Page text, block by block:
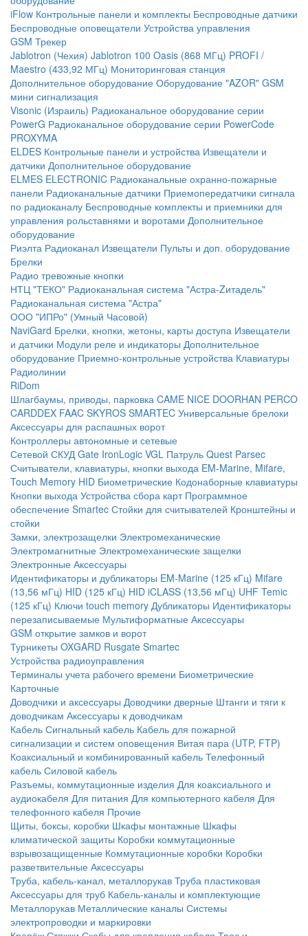
iFlow Контрольные панели и комплекты Беспроводные датчики
Беспроводные оповещатели Устройства управления
GSM Трекер
Jablotron (Чехия) Jablotron 100 Oasis (868 МГц) PROFI /
Maestro (433,92 МГц) Мониторинговая станция
Дополнительное оборудование Оборудование "AZOR" GSM
мини сигнализация
Visonic (Израиль) Радиоканальное оборудование серии
PowerG Радиоканальное оборудование серии PowerCode
PROXYMA
ELDES Контрольные панели и устройства Извещатели и
датчики Дополнительное оборудование
ELMES ELECTRONIC Радиоканальные охранно-пожарные
панели Радиоканальные датчики Приемопередатчики сигнала
по радиоканалу Беспроводные комплекты и приемники для
управления рольставнями и воротами Дополнительное
оборудование
Риэлта Радиоканал Извещатели Пульты и доп. оборудование
Брелки
Радио тревожные кнопки
НТЦ "ТЕКО" Радиоканальная система "Астра-Zитадель"
Радиоканальная система "Астра"
ООО "ИПРо" (Умный Часовой)
NaviGard Брелки, кнопки, жетоны, карты доступа Извещатели
и датчики Модули реле и индикаторы Дополнительное
оборудование Приемно-контрольные устройства Клавиатуры
Радиолинии
RiDom
Шлагбаумы, приводы, парковка CAME NICE DOORHAN PERCO
CARDDEX FAAC SKYROS SMARTEC Универсальные брелоки
Аксессуары для распашных ворот
Контроллеры автономные и сетевые
Сетевой СКУД Gate IronLogic VGL Патруль Quest Parsec
Считыватели, клавиатуры, кнопки выхода EM-Marine, Mifare,
Touch Memory HID Биометрические Кодонаборные клавиатуры
Кнопки выхода Устройства сбора карт Программное
обеспечение Smartec Стойки для считывателей Кронштейны и
стойки
Замки, электрозащелки Электромеханические
Электромагнитные Электромеханические защелки
Электронные Аксессуары
Идентификаторы и дубликаторы EM-Marine (125 кГц) Mifare
(13,56 мГц) HID (125 кГц) HID iCLASS (13,56 мГц) UHF Temic
(125 кГц) Ключи touch memory Дубликаторы Идентификаторы
перезаписываемые Мультиформатные Аксессуары
GSM открытие замков и ворот
Турникеты OXGARD Rusgate Smartec
Устройства радиоуправления
Терминалы учета рабочего времени Биометрические
Карточные
Доводчики и аксессуары Доводчики дверные Штанги и тяги к
доводчикам Аксессуары к доводчикам
Кабель Сигнальный кабель Кабель для пожарной
сигнализации и систем оповещения Витая пара (UTP, FTP)
Коаксиальный и комбинированный кабель Телефонный
кабель Силовой кабель
Разъемы, коммутационные изделия Для коаксиального и
аудиокабеля Для питания Для компьютерного кабеля Для
телефонного кабеля Прочие
Щиты, боксы, коробки Шкафы монтажные Шкафы
климатической защиты Коробки коммутационные
взрывозащищенные Коммутационные коробки Коробки
разветвительные Аксессуары
Труба, кабель-канал, металлорукав Труба пластиковая
Аксессуары для труб Кабель-каналы и комплектующие
Металлорукав Металлические каналы Системы
электропроводки и маркировки